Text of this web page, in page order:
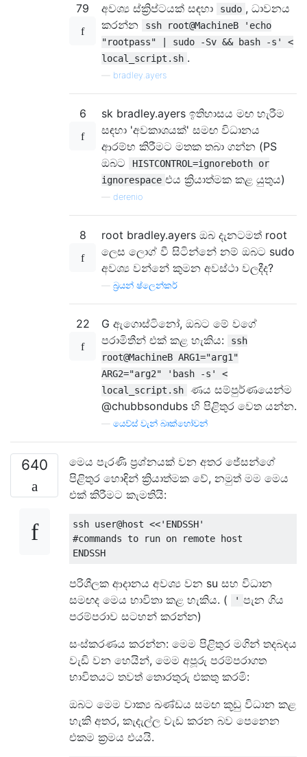
79 අවශ්‍ය ස්ක්‍රිප්ටයක් සඳහා sudo , ධාවනය
කරන්න
ssh root@MachineB 'echo
"rootpass" | sudo -Sv && bash -s' <
local_script.sh .
bradley.ayers
6
sk bradley.ayers ඉතිහාසය මඟ හැරීම
සඳහා 'අවකාශයක්' සමඟ විධානය
ආරම්භ කිරීමට මතක තබා ගන්න (PS
ඔබට
HISTCONTROL=ignoreboth or
ignorespace එය ක්‍රියාත්මක කළ යුතුය)
derenio
8
root bradley.ayers ඔබ දැනටමත් root
ලෙස ලොග් වී සිටින්නේ නම් ඔබට sudo
අවශ්‍ය වන්නේ කුමන අවස්ථා වලදීද?
බ්‍රයන් ෂ්ලෙන්කර්
22
G ඇගොස්ටිනෝ, ඔබට මේ වගේ
පරාමිතීන් එක් කළ හැකිය:
ssh
root@MachineB ARG1="arg1"
ARG2="arg2" 'bash -s' <
local_script.sh
ණය සම්පුර්ණයෙන්ම
@chubbsondubs හි පිළිතුර වෙත යන්න.
යෙව්ස් වැන් බෘක්හෝවන්
640
මෙය පැරණි ප්‍රශ්නයක් වන අතර ජේසන්ගේ
පිළිතුර හොඳින් ක්‍රියාත්මක වේ, නමුත් මම මෙය
එක් කිරීමට කැමතියි:
ssh user@host <<'ENDSSH'
#commands to run on remote host
ENDSSH
පරිශීලක ආදානය අවශ්‍ය වන su සහ විධාන
සමඟද මෙය භාවිතා කළ හැකිය. (
' පැන ගිය
පරම්පරාව සටහන් කරන්න)
සංස්කරණය කරන්න: මෙම පිළිතුර මගින් තදබදය
වැඩි වන හෙයින්, මෙම අපූරු පරම්පරාගත
භාවිතයට තවත් තොරතුරු එකතු කරමි:
ඔබට මෙම වාක්‍ය ඛණ්ඩය සමඟ කූඩු විධාන කළ
හැකි අතර, කැදැල්ල වැඩ කරන බව පෙනෙන
එකම ක්‍රමය එයයි.